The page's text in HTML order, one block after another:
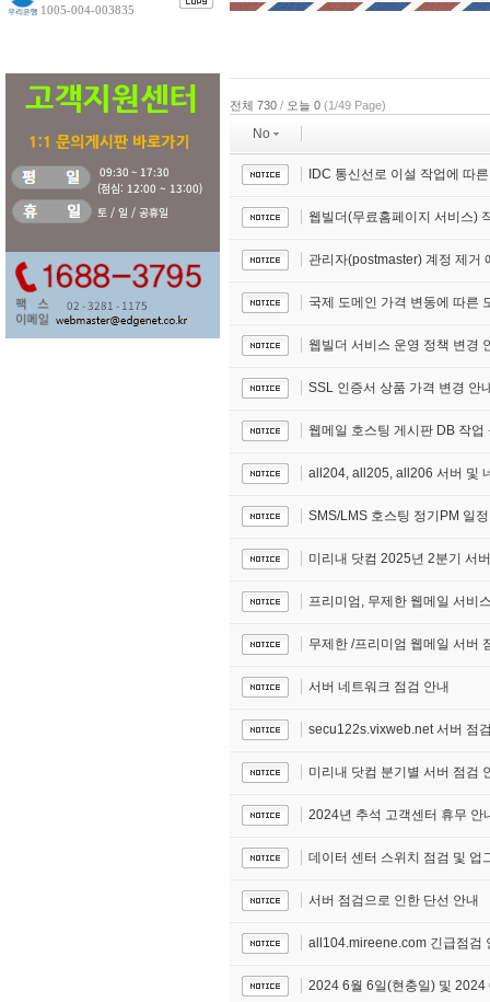
1005-004-003835
전체 730 / 오늘 0 (1/49 Page)
No
IDC 통신선로 이설 작업에 따
웹빌더(무료홈페이지 서비스)
관리자(postmaster) 계정 제거
국제 도메인 가격 변동에 따른
웹빌더 서비스 운영 정책 변경
SSL 인증서 상품 가격 변경 안
웹메일 호스팅 게시판 DB 작업
all204, all205, all206 서버 및
SMS/LMS 호스팅 정기PM 일
미리내 닷컴 2025년 2분기 서
프리미엄, 무제한 웹메일 서비
무제한 /프리미엄 웹메일 서버
서버 네트워크 점검 안내
secu122s.vixweb.net 서버 점
미리내 닷컴 분기별 서버 점검
2024년 추석 고객센터 휴무 안
데이터 센터 스위치 점검 및 업
서버 점검으로 인한 단선 안내
all104.mireene.com 긴급점검
2024 6월 6일(현충일) 및